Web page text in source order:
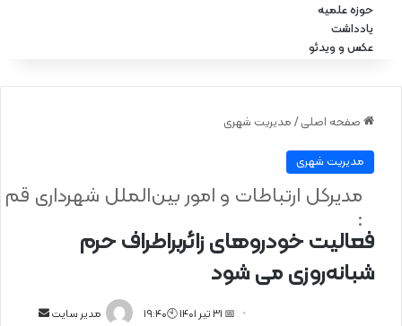
حوزه علمیه
یادداشت
عکس و ویدئو
صفحه اصلی / مدیریت شهری
مدیریت شهری
فعالیت خودروهای زائربراطراف حرم
شبانه‌روزی می شود
مدیرکل ارتباطات و امور بین‌الملل شهرداری قم
:
مدیر سایت
📅 31 تیر 1401 🕙19:40